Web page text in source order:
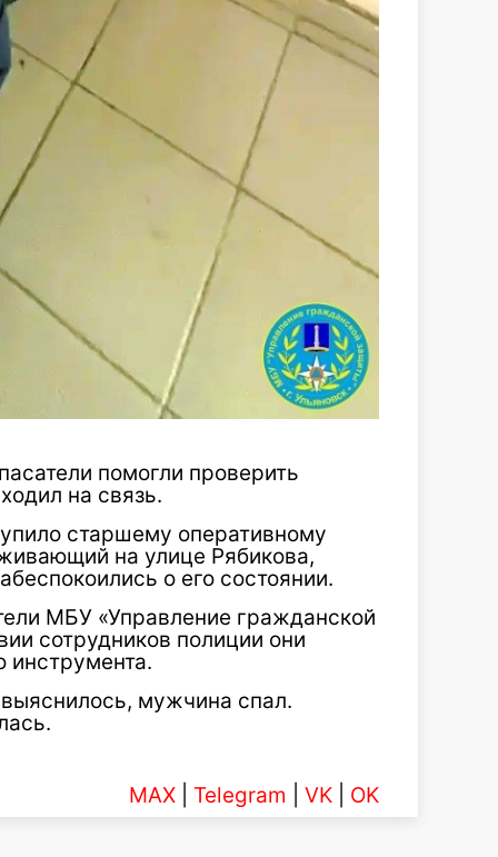
помогли проверить
на связь.
старшему оперативному
на улице Рябикова,
о его состоянии.
МБУ «Управление гражданской
сотрудников полиции они
мужчина спал.
MAX Telegram VK OK